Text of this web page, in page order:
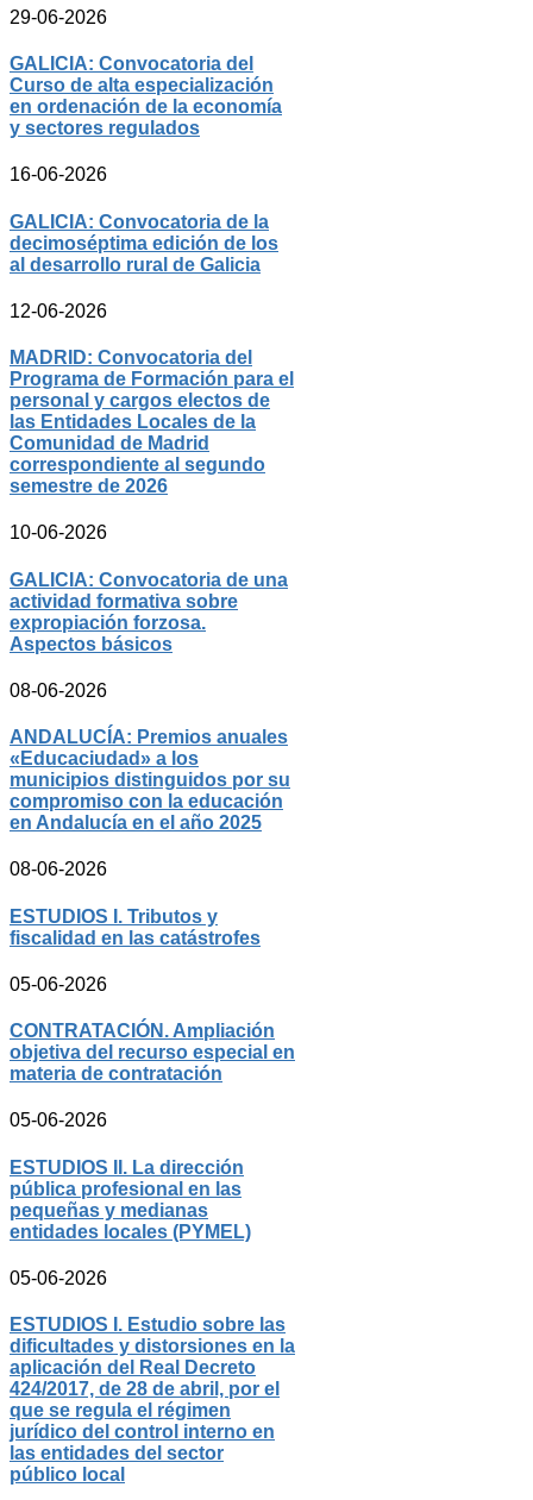
29-06-2026
GALICIA: Convocatoria del
Curso de alta especialización
en ordenación de la economía
y sectores regulados
16-06-2026
GALICIA: Convocatoria de la
decimoséptima edición de los
al desarrollo rural de Galicia
12-06-2026
MADRID: Convocatoria del
Programa de Formación para el
personal y cargos electos de
las Entidades Locales de la
Comunidad de Madrid
correspondiente al segundo
semestre de 2026
10-06-2026
GALICIA: Convocatoria de una
actividad formativa sobre
expropiación forzosa.
Aspectos básicos
08-06-2026
ANDALUCÍA: Premios anuales
«Educaciudad» a los
municipios distinguidos por su
compromiso con la educación
en Andalucía en el año 2025
08-06-2026
ESTUDIOS I. Tributos y
fiscalidad en las catástrofes
05-06-2026
CONTRATACIÓN. Ampliación
objetiva del recurso especial en
materia de contratación
05-06-2026
ESTUDIOS II. La dirección
pública profesional en las
pequeñas y medianas
entidades locales (PYMEL)
05-06-2026
ESTUDIOS I. Estudio sobre las
dificultades y distorsiones en la
aplicación del Real Decreto
424/2017, de 28 de abril, por el
que se regula el régimen
jurídico del control interno en
las entidades del sector
público local